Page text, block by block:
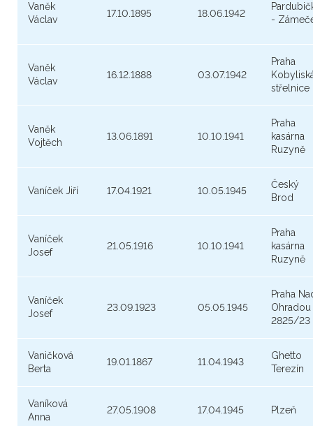
Vaněk
Václav
17.10.1895 18.06.1942
-
Vaněk
Václav
16.12.1888 03.07.1942
Praha
střelnice
Vaněk
Vojtěch
13.06.1891 10.10.1941
Praha
kasárna
Ruzyně
Vaníček Jiří 17.04.1921 10.05.1945
Český
Brod
Vaníček
Josef
21.05.1916 10.10.1941
Praha
kasárna
Ruzyně
Vaníček
Josef
23.09.1923 05.05.1945
Praha
Ohradou
2825/23
Vaničková
Berta
19.01.1867 11.04.1943
Ghetto
Terezín
Vaníková
Anna
27.05.1908 17.04.1945 Plzeň